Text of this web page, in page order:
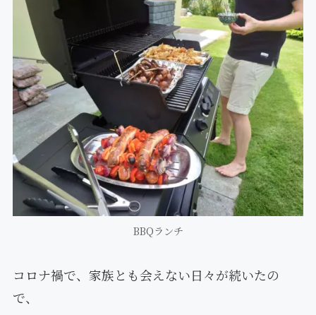
BBQランチ
コロナ禍で、家族とも会えない日々が続いたの
で、